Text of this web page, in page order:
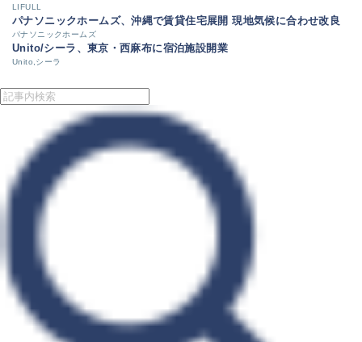
LIFULL
パナソニックホームズ、沖縄で賃貸住宅展開 現地気候に合わせ改良
パナソニックホームズ
Unito/シーラ、東京・西麻布に宿泊施設開業
Unito,シーラ